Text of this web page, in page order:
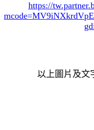
https://
以上圖片及文